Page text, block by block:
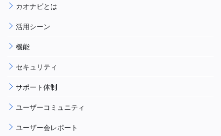
カオナビとは
活用シーン
機能
セキュリティ
サポート体制
ユーザーコミュニティ
ユーザー会レポート